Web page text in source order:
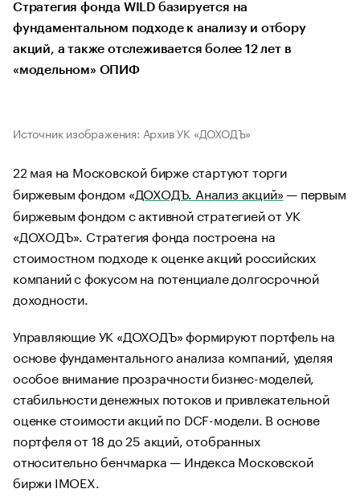
Стратегия фонда WILD базируется на
фундаментальном подходе к анализу и отбору
акций, а также отслеживается более 12 лет в
«модельном» ОПИФ
Источник изображения: Архив УК «ДОХОДЪ»
22 мая на Московской бирже стартуют торги
биржевым фондом «ДОХОДЪ. Анализ акций»— первым
биржевым фондом с активной стратегией от УК
«ДОХОДЪ». Стратегия фонда построена на
стоимостном подходе к оценке акций российских
компаний с фокусом на потенциале долгосрочной
доходности.
Управляющие УК «ДОХОДЪ» формируют портфель на
основе фундаментального анализа компаний, уделяя
особое внимание прозрачности бизнес-моделей,
стабильности денежных потоков и привлекательной
оценке стоимости акций по DCF-модели. В основе
портфеля от 18 до 25 акций, отобранных
относительно бенчмарка — Индекса Московской
биржи IMOEX.